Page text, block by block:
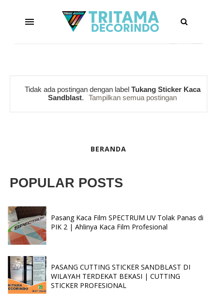
Tidak ada postingan dengan label Tukang Sticker Kaca
Sandblast. Tampilkan semua postingan
BERANDA
POPULAR POSTS
Pasang Kaca Film SPECTRUM UV Tolak Panas di
PIK 2 | Ahlinya Kaca Film Profesional
PASANG CUTTING STICKER SANDBLAST DI
WILAYAH TERDEKAT BEKASI | CUTTING
STICKER PROFESIONAL